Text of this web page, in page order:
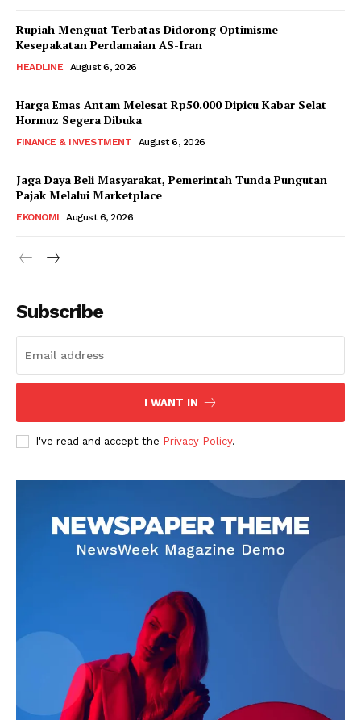
Rupiah Menguat Terbatas Didorong Optimisme
Kesepakatan Perdamaian AS-Iran
HEADLINE August 6, 2026
Harga Emas Antam Melesat Rp50.000 Dipicu Kabar Selat
Hormuz Segera Dibuka
FINANCE & INVESTMENT August 6, 2026
Jaga Daya Beli Masyarakat, Pemerintah Tunda Pungutan
Pajak Melalui Marketplace
EKONOMI August 6, 2026
Subscribe
I WANT IN
I've read and accept the Privacy Policy.